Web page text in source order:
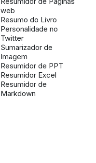
web
Resumo do Livro
Personalidade no
Twitter
Sumarizador de
Imagem
Resumidor de PPT
Resumidor Excel
Resumidor de
Markdown